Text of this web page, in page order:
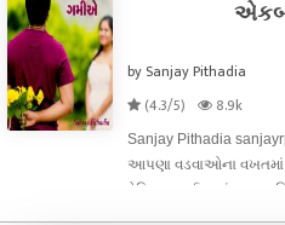
by Sanjay Pithadia
(4.3/5)
8.9k
Sanjay Pithadia
આપણા વડવાઓના
વેવિશાળ થઈ જતાં. ઘણા